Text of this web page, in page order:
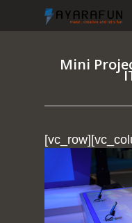
Mini